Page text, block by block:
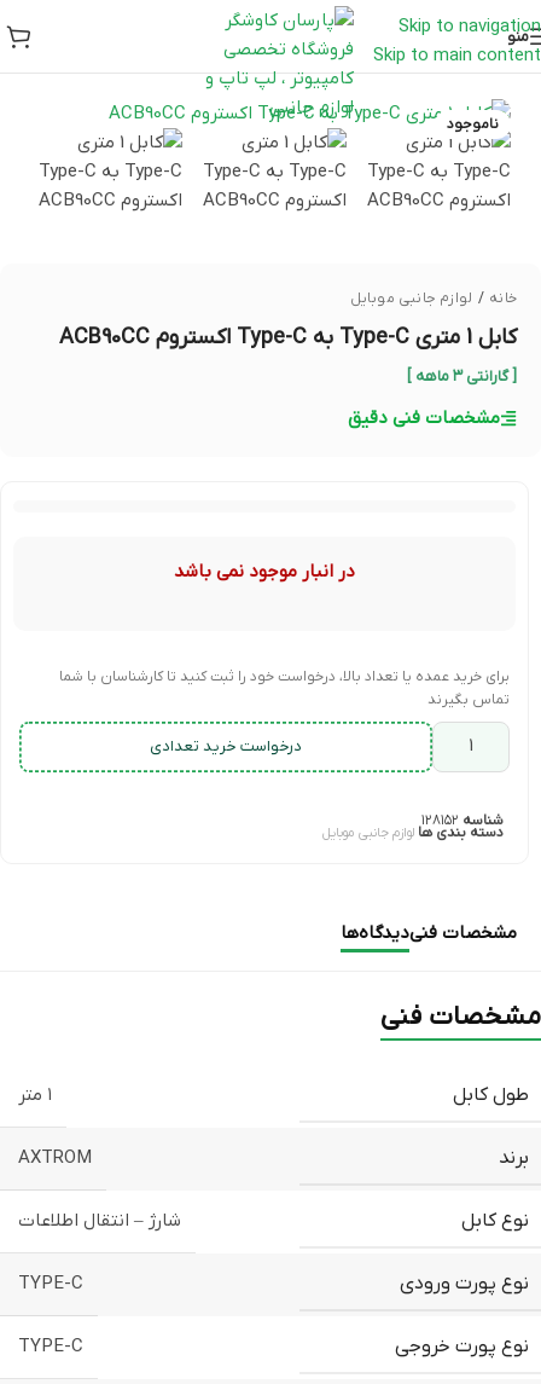
Skip to navigation
Skip to main content
منو
ناموجود
خانه / لوازم جانبی موبایل
کابل 1 متری Type-C به Type-C اکستروم ACB90CC
[ گارانتی ۳ ماهه ]
مشخصات فنی دقیق
در انبار موجود نمی باشد
برای خرید عمده یا تعداد بالا، درخواست خود را ثبت کنید تا کارشناسان با شما
تماس بگیرند
درخواست خرید تعدادی
شناسه ۱۲۸۱۵۲
دسته بندی ها لوازم جانبی موبایل
مشخصات فنیدیدگاه‌ها
مشخصات فنی
طول کابل ۱ متر
برند AXTROM
نوع کابل شارژ – انتقال اطلاعات
نوع پورت ورودی TYPE-C
نوع پورت خروجی TYPE-C